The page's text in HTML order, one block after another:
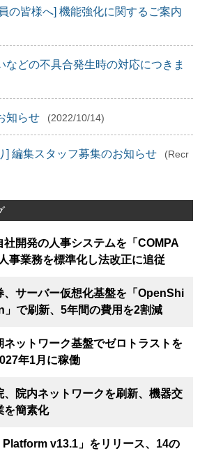
の皆様へ] 機能強化に関するご案内
などの不具合発生時の対応につきま
知らせ (2022/10/14)
] 編集スタッフ募集のお知らせ
(Recr
社開発の人事システムを「COMPA
事業務を標準化し法改正に追従
、サーバー仮想化基盤を「OpenShi
で刷新、5年間の費用を2割減
ネットワーク基盤でゼロトラストを
年1月に稼働
、院内ネットワークを刷新、機器交
を簡素化
Platform v13.1」をリリース、14の